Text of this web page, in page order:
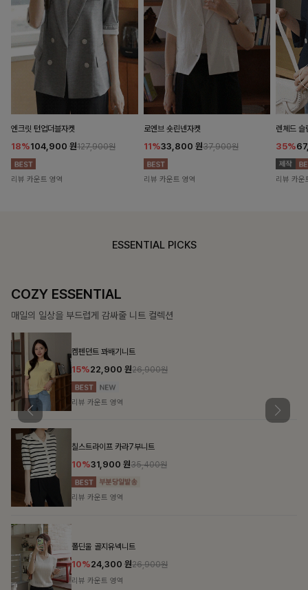
엔크릿 턴업더블자켓
18%104,900 원127,900원
리뷰 카운트 영역
로엔브 숏린넨자켓
11%33,800 원37,900원
리뷰 카운트 영역
렌체드
35%
리뷰 카운
ESSENTIAL PICKS
COZY ESSENTIAL
매일의 일상을 부드럽게 감싸줄 니트 컬렉션
켐펜던트 꽈배기니트
15%22,900 원26,900원
리뷰 카운트 영역
칠스트라이프 카라7부니트
10%31,900 원35,400원
리뷰 카운트 영역
폴딘울 골지유넥니트
10%24,300 원26,900원
리뷰 카운트 영역